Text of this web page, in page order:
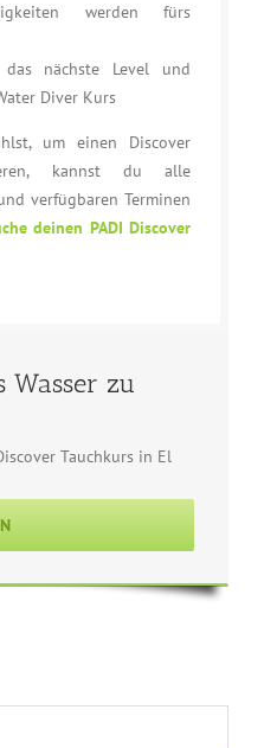
werden fürs
nächste Level und
Diver Kurs
um einen Discover
kannst du alle
verfügbaren Terminen
deinen PADI Discover
Wasser zu
Tauchkurs in El